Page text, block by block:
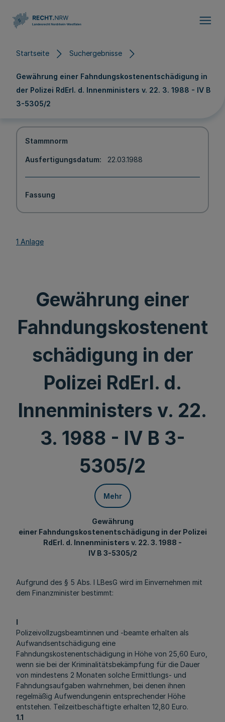
Startseite Suchergebnisse
Gewährung einer Fahndungskostenentschädigung in
der Polizei RdErl. d. Innenministers v. 22. 3. 1988 - IV B
3-5305/2
Stammnorm
Ausfertigungsdatum 22.03.1988
Fassung
1 Anlage
Gewährung einer
Fahndungskostenent
schädigung in der
Polizei RdErl. d.
Innenministers v. 22.
3. 1988 - IV B 3-
5305/2
Mehr
Gewährung
einer Fahndungskostenentschädigung in der Polizei
RdErl. d. Innenministers v. 22. 3. 1988 -
IV B 3-5305/2
Aufgrund des § 5 Abs. l LBesG wird im Einvernehmen mit
dem Finanzminister bestimmt:
l
Polizeivollzugsbeamtinnen und -beamte erhalten als
Aufwandsentschädigung eine
Fahndungskostenentschädigung in Höhe von 25,60 Euro,
wenn sie bei der Kriminalitätsbekämpfung für die Dauer
von mindestens 2 Monaten solche Ermittlungs- und
Fahndungsaufgaben wahrnehmen, bei denen ihnen
regelmäßig Aufwendungenin entsprechender Höhe
entstehen. Teilzeitbeschäftigte erhalten 12,80 Euro.
1.1